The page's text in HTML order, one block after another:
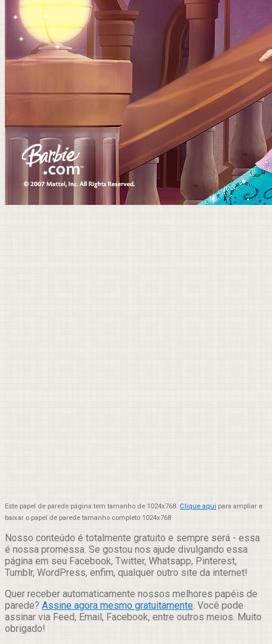
Este papel de parede página tem tamanho de 1024x768. Clique aqui para ampliar e
baixar o papel de parede tamanho completo 1024x768
Nosso conteúdo é totalmente gratuito e sempre será - essa
é nossa promessa. Se gostou nos ajude divulgando essa
página em seu Facebook, Twitter, Whatsapp, Pinterest,
Tumblr, WordPress, enfim, qualquer outro site da internet!
Quer receber automaticamente nossos melhores papéis de
parede? Assine agora mesmo gratuitamente. Você pode
assinar via Feed, Email, Facebook, entre outros meios. Muito
obrigado!